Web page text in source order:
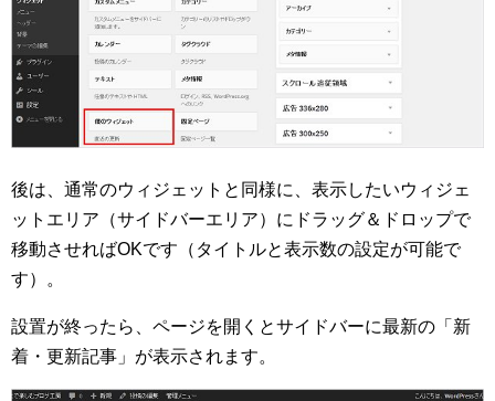
後は、通常のウィジェットと同様に、表示したいウィジェ
ットエリア（サイドバーエリア）にドラッグ＆ドロップで
移動させればOKです（タイトルと表示数の設定が可能で
す）。
設置が終ったら、ページを開くとサイドバーに最新の「新
着・更新記事」が表示されます。